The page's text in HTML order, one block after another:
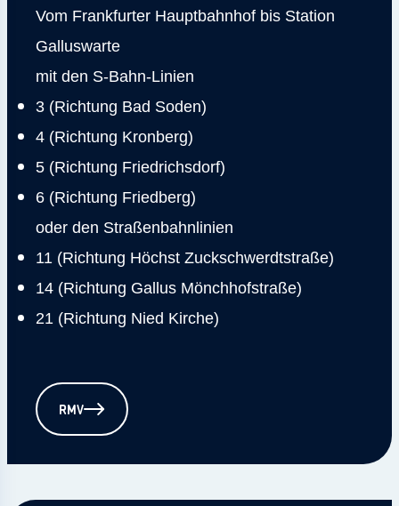
Vom Frankfurter Hauptbahnhof bis Station
Galluswarte
mit den S-Bahn-Linien
3 (Richtung Bad Soden)
4 (Richtung Kronberg)
5 (Richtung Friedrichsdorf)
6 (Richtung Friedberg)
oder den Straßenbahnlinien
11 (Richtung Höchst Zuckschwerdtstraße)
14 (Richtung Gallus Mönchhofstraße)
21 (Richtung Nied Kirche)
RMV